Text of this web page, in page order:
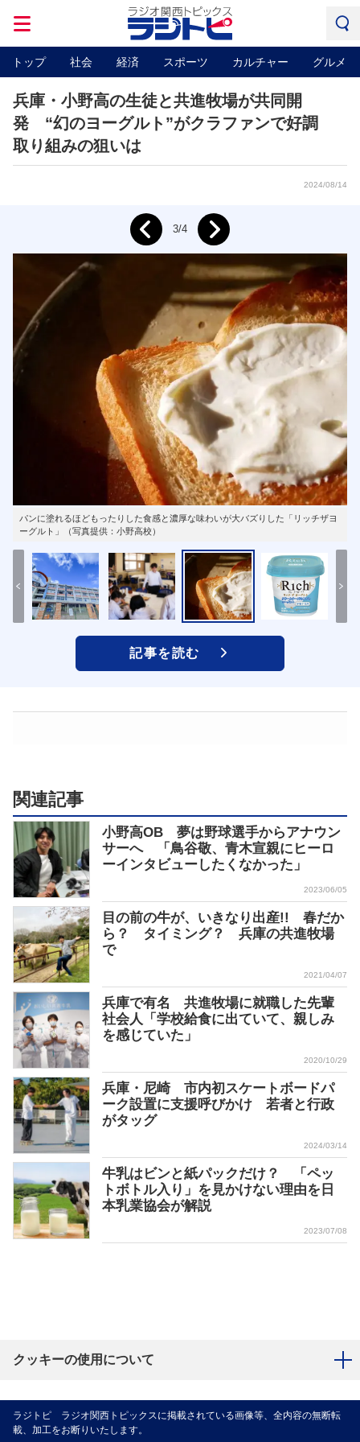
トップ 社会 経済 スポーツ カルチャー グルメ
兵庫・小野高の生徒と共進牧場が共同開
発 “幻のヨーグルト”がクラファンで好調
取り組みの狙いは
2024/08/14
パンに塗れるほどもったりした食感と濃厚な味わいが大バズりした「リッチザヨ
ーグルト」（写真提供：小野高校）
Prev 3/4 Next
記事を読む
関連記事
小野高OB 夢は野球選手からアナウン
サーへ 「鳥谷敬、青木宣親にヒーロ
ーインタビューしたくなかった」
2023/06/05
目の前の牛が、いきなり出産!! 春だか
ら？ タイミング？ 兵庫の共進牧場
で
2021/04/07
兵庫で有名 共進牧場に就職した先輩
社会人「学校給食に出ていて、親しみ
を感じていた」
2020/10/29
兵庫・尼崎 市内初スケートボードパ
ーク設置に支援呼びかけ 若者と行政
がタッグ
2024/03/14
牛乳はビンと紙パックだけ？ 「ペッ
トボトル入り」を見かけない理由を日
本乳業協会が解説
2023/07/08
クッキーの使用について
ラジトピ ラジオ関西トピックスに掲載されている画像等、全内容の無断転
載、加工をお断りいたします。